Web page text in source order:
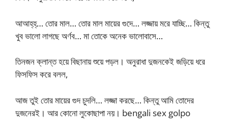
আআহ্‌হ্‌… তোর মাল… তোর মাল মায়ের গুদে… লজ্জায় মরে যাচ্ছি… কিন্তু
খুব ভালো লাগছে অর্ণব… মা তোকে অনেক ভালোবাসে…
তিনজন ক্লান্ত হয়ে বিছানায় শুয়ে পড়ল। অনুরাধা দুজনকেই জড়িয়ে ধরে
ফিসফিস করে বলল,
আজ তুই তোর মায়ের গুদ চুদলি… লজ্জা করছে… কিন্তু আমি তোদের
দুজনেরই। আর কোনো লুকোছাপা নয়। bengali sex golpo